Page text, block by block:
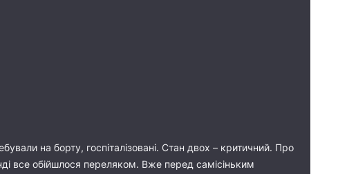
на борту, госпіталізовані. Стан двох – критичний. Про
все обійшлося переляком. Вже перед самісіньким